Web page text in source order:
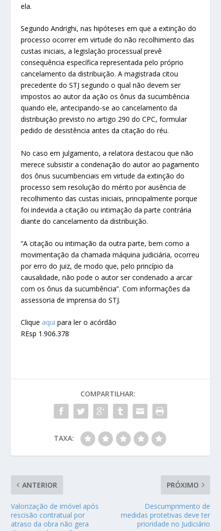
ela.
Segundo Andrighi, nas hipóteses em que a extinção do
processo ocorrer em virtude do não recolhimento das
custas iniciais, a legislação processual prevê
consequência específica representada pelo próprio
cancelamento da distribuição. A magistrada citou
precedente do STJ segundo o qual não devem ser
impostos ao autor da ação os ônus da sucumbência
quando ele, antecipando-se ao cancelamento da
distribuição previsto no artigo 290 do CPC, formular
pedido de desistência antes da citação do réu.
No caso em julgamento, a relatora destacou que não
merece subsistir a condenação do autor ao pagamento
dos ônus sucumbenciais em virtude da extinção do
processo sem resolução do mérito por ausência de
recolhimento das custas iniciais, principalmente porque
foi indevida a citação ou intimação da parte contrária
diante do cancelamento da distribuição.
“A citação ou intimação da outra parte, bem como a
movimentação da chamada máquina judiciária, ocorreu
por erro do juiz, de modo que, pelo princípio da
causalidade, não pode o autor ser condenado a arcar
com os ônus da sucumbência”.Com informações da
assessoria de imprensa do STJ.
Clique aqui para ler o acórdão
REsp 1.906.378
COMPARTILHAR:
TAXA:
ANTERIOR
Valorização de imóvel após
rescisão contratual por
atraso da obra não gera
PRÓXIMO
Descumprimento de
medidas protetivas deve ter
prioridade no Judiciário